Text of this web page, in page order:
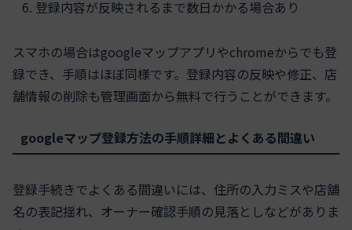
登録内容が反映されるまで数日かかる場合あり
スマホの場合はgoogleマップアプリやchromeからでも登
録でき、手順はほぼ同様です。登録内容の反映や修正、店
舗情報の削除も管理画面から無料で行うことができます。
googleマップ登録方法の手順詳細とよくある間違い
登録手続きでよくある間違いには、住所の入力ミスや店舗
名の表記揺れ、オーナー確認手順の見落としなどがありま